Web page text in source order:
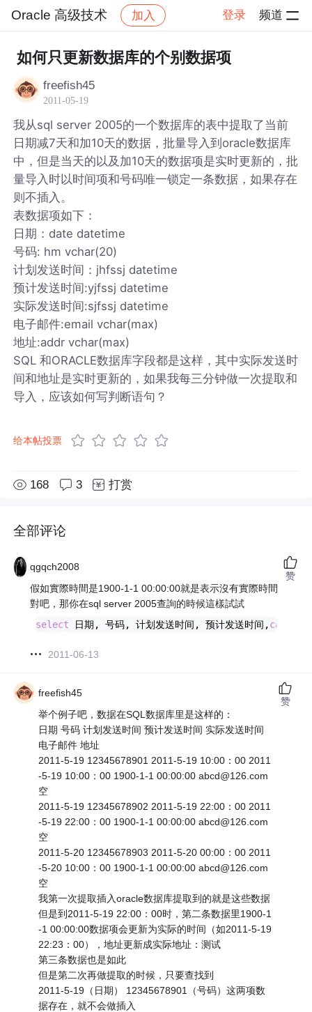
Oracle 高级技术 加入 登录 频道
社区 Oracle 高级技术 帖子详情
如何只更新数据库的个别数据项
freefish45
2011-05-19
我从sql server 2005的一个数据库的表中提取了当前
日期减7天和加10天的数据，批量导入到oracle数据库
中，但是当天的以及加10天的数据项是实时更新的，批
量导入时以时间项和号码唯一锁定一条数据，如果存在
则不插入。
表数据项如下：
日期：date datetime
号码: hm vchar(20)
计划发送时间：jhfssj datetime
预计发送时间:yjfssj datetime
实际发送时间:sjfssj datetime
电子邮件:email vchar(max)
地址:addr vchar(max)
SQL 和ORACLE数据库字段都是这样，其中实际发送时
间和地址是实时更新的，如果我每三分钟做一次提取和
导入，应该如何写判断语句？
给本帖投票
168 3 打赏
全部评论
qgqch2008
假如實際時間是1900-1-1 00:00:00就是表示沒有實際時間
對吧，那你在sql server 2005查詢的時候這樣試試
select 日期, 号码, 计划发送时间, 预计发送时间,case
2011-06-13
赞
freefish45
举个例子吧，数据在SQL数据库里是这样的：
日期 号码 计划发送时间 预计发送时间 实际发送时间
电子邮件 地址
2011-5-19 12345678901 2011-5-19 10:00：00 2011
-5-19 10:00：00 1900-1-1 00:00:00 abcd@126.com
空
2011-5-19 12345678902 2011-5-19 22:00：00 2011
-5-19 22:00：00 1900-1-1 00:00:00 abcd@126.com
空
2011-5-20 12345678903 2011-5-20 00:00：00 2011
-5-20 10:00：00 1900-1-1 00:00:00 abcd@126.com
空
我第一次提取插入oracle数据库提取到的就是这些数据
但是到2011-5-19 22:00：00时，第二条数据里1900-1
-1 00:00:00数据项会更新为实际的时间（如2011-5-19
22:23：00），地址更新成实际地址：测试
第三条数据也是如此
但是第二次再做提取的时候，只要查找到
2011-5-19（日期） 12345678901（号码）这两项数
据存在，就不会做插入
赞